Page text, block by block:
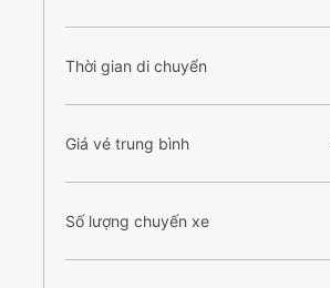
Thời gian di chuyển
Giá vé trung bình
Số lượng chuyến xe